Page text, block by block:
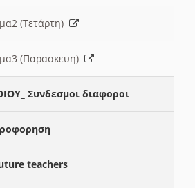
(Τετάρτη)
(Παρασκευη)
Συνδεσμοι διαφοροι
teachers